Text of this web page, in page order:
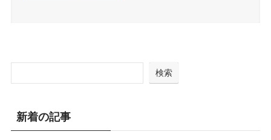
検索
新着の記事